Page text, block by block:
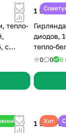
тепло-
с
1 999 ₽
диодов,
тепло-
без
0 0 В
Хит
1 990 ₽2